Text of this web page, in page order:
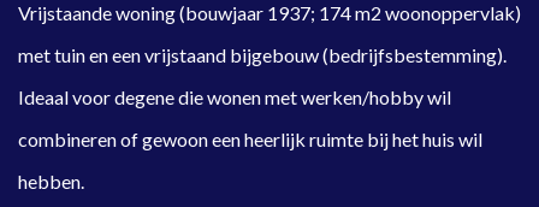
Vrijstaande woning (bouwjaar 1937; 174 m2 woonoppervlak)
met tuin en een vrijstaand bijgebouw (bedrijfsbestemming).
Ideaal voor degene die wonen met werken/hobby wil
combineren of gewoon een heerlijk ruimte bij het huis wil
hebben.